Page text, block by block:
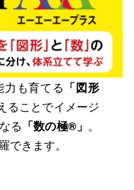
も育てる 「図形
ることでイメージ
る 「数の極®」 。
できます。